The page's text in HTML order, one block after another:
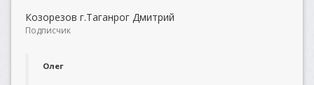
Козорезов г.Таганрог Дмитрий
Подписчик
Олег